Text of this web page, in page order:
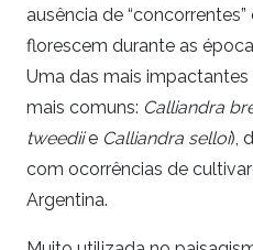
ausência de
florescem durante as
Uma das mais impactantes
mais comuns: Calliandra
tweediie Calliandra selloi),
com ocorrências de
Argentina.